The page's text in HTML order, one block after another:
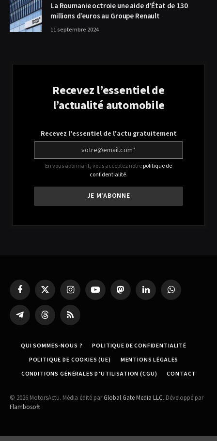
La Roumanie octroie une aide d’État de 130
millions d’euros au Groupe Renault
11 septembre 2024
Recevez l’essentiel de
l’actualité automobile
Recevez l'essentiel de l'actu gratuitement
En vous abonnant, vous acceptez notrepolitique de
confidentialité.
FacebookX
(Twitter)
InstagramYouTube MastodonLinkedIn WhatsApp
Partager
sur
Threads RSS
QUI SOMMES-NOUS ?
POLITIQUE DE CONFIDENTIALITÉ
POLITIQUE DE COOKIES (UE)
MENTIONS LÉGALES
CONDITIONS GÉNÉRALES D’UTILISATION (CGU)
CONTACT
© 2026 MotorsActu. Média édité parGlobal Gate Media LLC. Développé par
Flambosoft.